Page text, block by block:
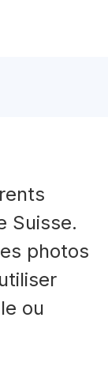
Suisse
society
Suisse.
photos
ou